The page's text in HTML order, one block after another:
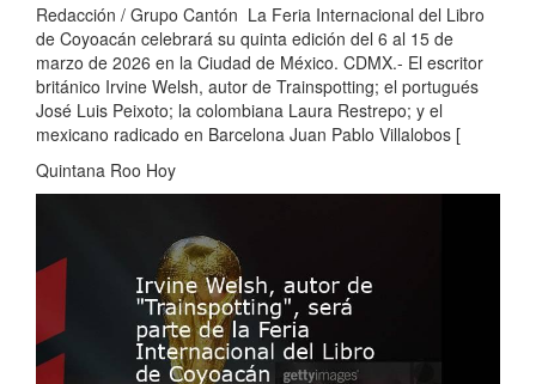
Redacción / Grupo Cantón La Feria Internacional del Libro
de Coyoacán celebrará su quinta edición del 6 al 15 de
marzo de 2026 en la Ciudad de México. CDMX.- El escritor
británico Irvine Welsh, autor de Trainspotting; el portugués
José Luis Peixoto; la colombiana Laura Restrepo; y el
mexicano radicado en Barcelona Juan Pablo Villalobos [
Quintana Roo Hoy